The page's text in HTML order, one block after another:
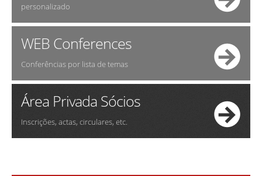
personalizado
WEB Conferences
Conferências por lista de temas
Área Privada Sócios
Inscrições, actas, circulares, etc.